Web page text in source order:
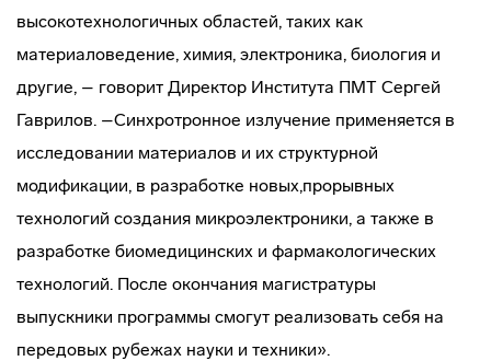
высокотехнологичных областей, таких как
материаловедение, химия, электроника, биология и
другие, – говорит Директор Института ПМТ Сергей
Гаврилов. –Синхротронное излучение применяется в
исследовании материалов и их структурной
модификации, в разработке новых,прорывных
технологий создания микроэлектроники, а также в
разработке биомедицинских и фармакологических
технологий. После окончания магистратуры
выпускники программы смогут реализовать себя на
передовых рубежах науки и техники».